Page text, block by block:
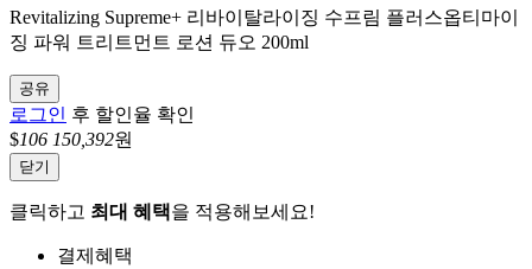
Revitalizing Supreme+ 리바이탈라이징 수프림 플러스옵티마이
징 파워 트리트먼트 로션 듀오 200ml
공유
로그인 후 할인율 확인
$106 150,392원
닫기
클릭하고 최대 혜택을 적용해보세요!
결제혜택